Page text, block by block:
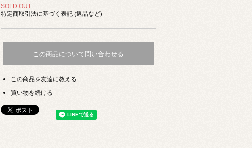
SOLD OUT
特定商取引法に基づく表記 (返品など)
この商品について問い合わせる
この商品を友達に教える
買い物を続ける